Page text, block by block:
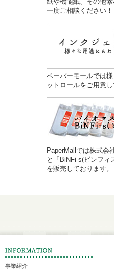
一度ご相談ください！
ペーパーモールでは
ットロールをご用意し
PaperMallでは株式会
と「BiNFi-s(ビンフィ
を販売しております。
事業紹介